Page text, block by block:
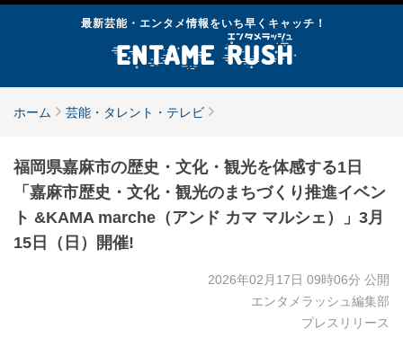
最新芸能・エンタメ情報をいち早くキャッチ！
ホーム 芸能・タレント・テレビ
福岡県嘉麻市の歴史・文化・観光を体感する1日
「嘉麻市歴史・文化・観光のまちづくり推進イベン
ト &KAMA marche（アンド カマ マルシェ）」3月
15日（日）開催!
2026年02月17日 09時06分 公開
エンタメラッシュ編集部
プレスリリース